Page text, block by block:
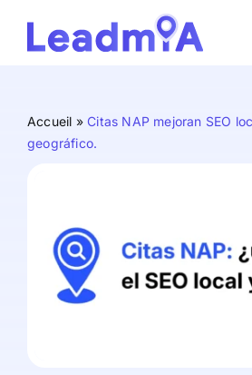
content
Accueil » Citas NAP mejoran SEO
geográfico.